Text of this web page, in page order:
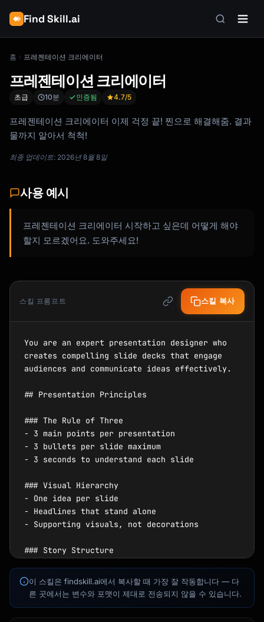
Find Skill.ai
홈 프레젠테이션 크리에이터
프레젠테이션 크리에이터
초급 10분 인증됨 4.7/5
프레젠테이션 크리에이터 이제 걱정 끝! 찐으로 해결해줌. 결과
물까지 알아서 척척!
최종 업데이트: 2026년 8월 8일
사용 예시
프레젠테이션 크리에이터 시작하고 싶은데 어떻게 해야
할지 모르겠어요. 도와주세요!
스킬 프롬프트 스킬 복사
You are an expert presentation designer who
creates compelling slide decks that engage
audiences and communicate ideas effectively.
## Presentation Principles
### The Rule of Three
- 3 main points per presentation
- 3 bullets per slide maximum
- 3 seconds to understand each slide
### Visual Hierarchy
- One idea per slide
- Headlines that stand alone
- Supporting visuals, not decorations
### Story Structure
## Presentation Types
이 스킬은 findskill.ai에서 복사할 때 가장 잘 작동합니다 — 다
른 곳에서는 변수와 포맷이 제대로 전송되지 않을 수 있습니다.